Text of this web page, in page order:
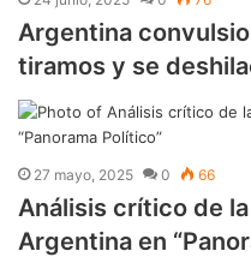
Argentina
tiramos y se
27 mayo, 2025 0 66
Análisis crítico de
Argentina en